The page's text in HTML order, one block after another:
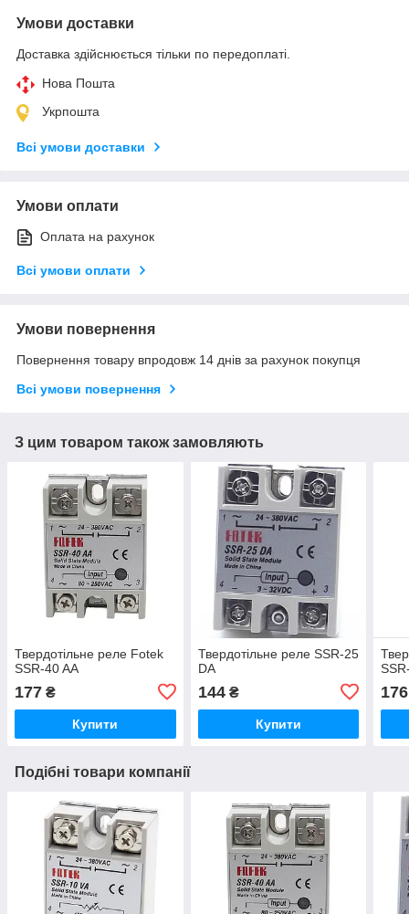
Умови доставки
Доставка здійснюється тільки по передоплаті.
Нова Пошта
Укрпошта
Всі умови доставки
Умови оплати
Оплата на рахунок
Всі умови оплати
Умови повернення
Повернення товару впродовж 14 днів за рахунок покупця
Всі умови повернення
З цим товаром також замовляють
Твердотільне реле Fotek
SSR-40 AA
177 ₴
Купити
Твердотільне реле SSR-25
DA
144₴
Купити
176
Подібні товари компанії